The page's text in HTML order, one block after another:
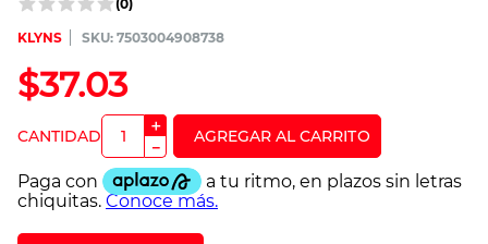
(0)
KLYNS :7503004908738
$37.03
＋
－